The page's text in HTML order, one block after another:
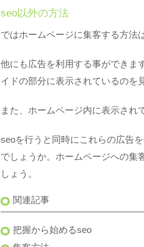
seo以外の方法
ではホームページに集客する方法
他にも広告を利用する事ができま
イドの部分に表示されているのを
また、ホームページ内に表示され
seoを行うと同時にこれらの広告
でしょうか。ホームページへの集
しょう。
関連記事
把握から始めるseo